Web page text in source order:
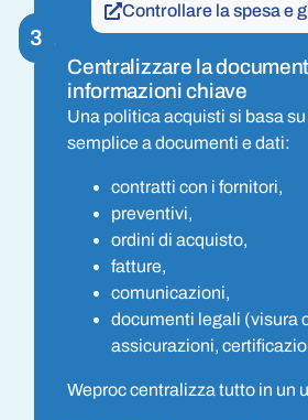
Controllare la spesa e
3
Centralizzare la
informazioni chiave
Una politica acquisti si basa
semplice a documenti e dati:
contratti con i fornitori,
preventivi,
ordini di acquisto,
fatture,
comunicazioni,
documenti legali (visura
assicurazioni,
Weproc centralizza tutto in un